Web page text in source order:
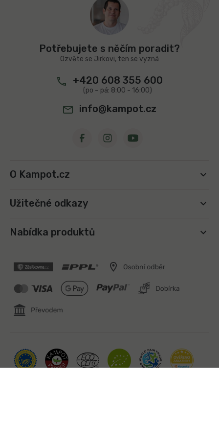
c
í
r
k
y
ý
p
i
s
u
n
Potřebujete s něčím poradit?
Ozvěte se Jirkovi, ten se vyzná
+420 608 355 600
info@kampot.cz
O Kampot.cz
Užitečné odkazy
Nabídka produktů